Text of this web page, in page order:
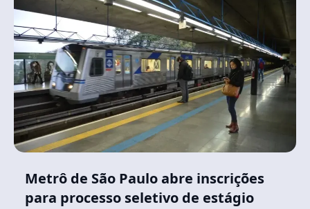
Metrô de São Paulo abre inscrições
para processo seletivo de estágio